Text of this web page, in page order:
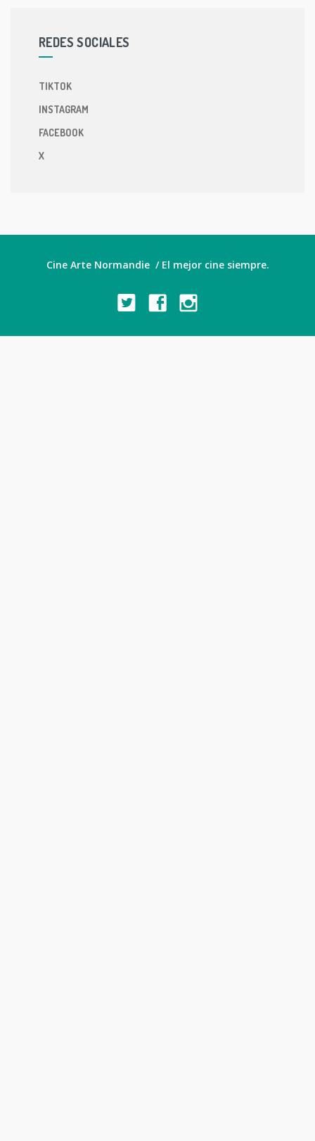
REDES SOCIALES
TIKTOK
INSTAGRAM
FACEBOOK
X
Cine Arte Normandie / El mejor cine siempre.